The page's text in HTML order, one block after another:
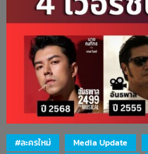
#ละครใหม่ Media Update